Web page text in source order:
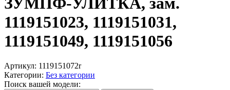
1119151023, 1119151031,
1119151049, 1119151056
Артикул: 1119151072r
Категории: Без категории
Поиск вашей модели: